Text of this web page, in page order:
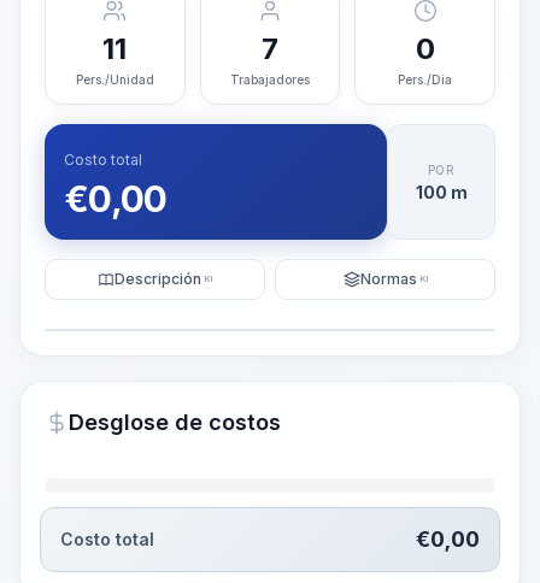
~15-30 Sek.
11
Pers./Unidad
7
Trabajadores
0
Pers./Día
Costo total
€0,00
POR
100 m
Descripción KI Normas KI
Desglose de costos
Costo total €0,00